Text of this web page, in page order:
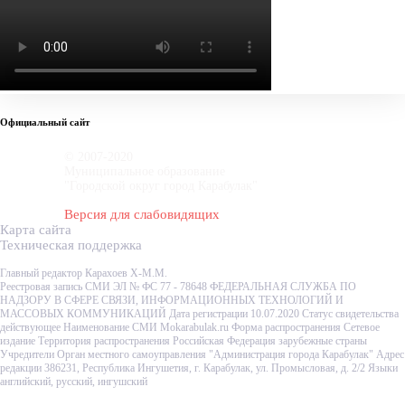
Официальный сайт
Версия для слабовидящих
Карта сайта
Техническая поддержка
Главный редактор Карахоев Х-М.М.
Реестровая запись СМИ ЭЛ № ФС 77 - 78648 ФЕДЕРАЛЬНАЯ СЛУЖБА ПО
НАДЗОРУ В СФЕРЕ СВЯЗИ, ИНФОРМАЦИОННЫХ ТЕХНОЛОГИЙ И
МАССОВЫХ КОММУНИКАЦИЙ Дата регистрации 10.07.2020 Статус свидетельства
действующее Наименование СМИ Mokarabulak.ru Форма распространения Сетевое
издание Территория распространения Российская Федерация зарубежные страны
Учредители Орган местного самоуправления "Администрация города Карабулак" Адрес
редакции 386231, Республика Ингушетия, г. Карабулак, ул. Промысловая, д. 2/2 Языки
английский, русский, ингушский